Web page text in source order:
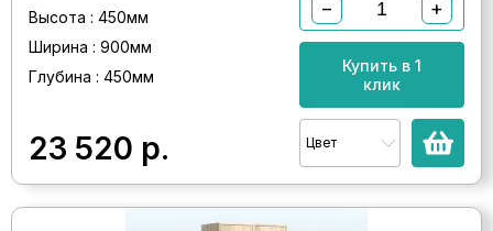
Высота : 450мм
Ширина : 900мм
Глубина : 450мм
23 520 р.
− +
Купить в 1
клик
Цвет